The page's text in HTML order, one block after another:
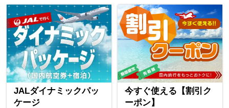
JALダイナミックパッ
ケージ
今すぐ使える【割引ク
ーポン】